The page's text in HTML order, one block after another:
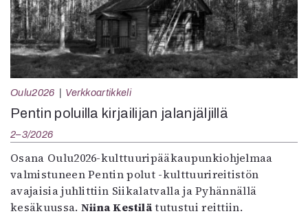
Oulu2026 Verkkoartikkeli
Pentin poluilla kirjailijan jalanjäljillä
2–3/2026
Osana Oulu2026-kulttuuripääkaupunkiohjelmaa
valmistuneen Pentin polut -kulttuurireitistön
avajaisia juhlittiin Siikalatvalla ja Pyhännällä
kesäkuussa. Niina Kestilätutustui reittiin.